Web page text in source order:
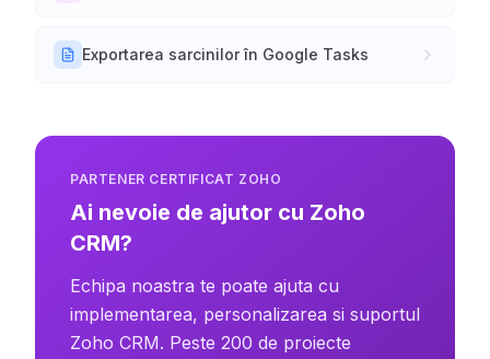
Exportarea sarcinilor în Google Tasks
PARTENER CERTIFICAT ZOHO
Ai nevoie de ajutor cu Zoho
CRM?
Echipa noastra te poate ajuta cu
implementarea, personalizarea si suportul
Zoho CRM. Peste 200 de proiecte